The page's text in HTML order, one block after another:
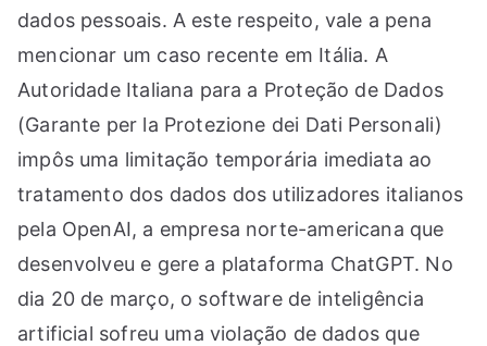
dados pessoais. A este respeito, vale a pena
mencionar um caso recente em Itália. A
Autoridade Italiana para a Proteção de Dados
(Garante per la Protezione dei Dati Personali)
impôs uma limitação temporária imediata ao
tratamento dos dados dos utilizadores italianos
pela OpenAI, a empresa norte-americana que
desenvolveu e gere a plataforma ChatGPT. No
dia 20 de março, o software de inteligência
artificial sofreu uma violação de dados que